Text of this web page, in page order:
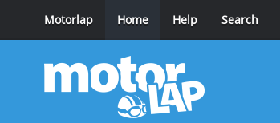
Motorlap Home Help Search